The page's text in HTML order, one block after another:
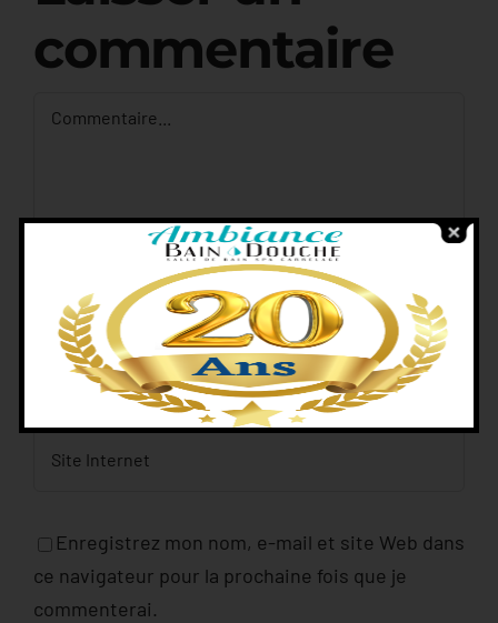
commentaire
Commentaire
Enregistrez mon nom, e-mail et site Web dans
ce navigateur pour la prochaine fois que je
commenterai.